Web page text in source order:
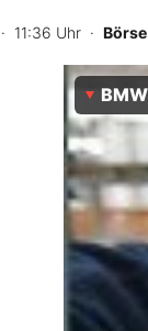
BO-
Experten
Mein B:O
Mein
Folgen Sie uns
· 11:36 Uhr ·
BMW